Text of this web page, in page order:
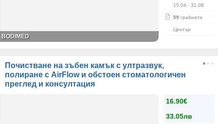
15.04 - 31.08
59 грабнати
Център
BODIMED
Почистване на зъбен камък с ултразвук,
полиране с AirFlow и обстоен стоматологичен
преглед и консултация
16.90€
33.05лв